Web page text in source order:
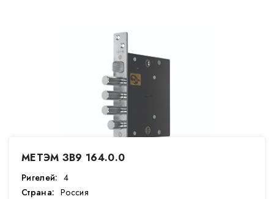
МЕТЭМ ЗВ9 164.0.0
Ригелей: 4
Страна: Россия